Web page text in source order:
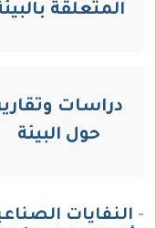
المتعلقة
دراسات
حول البيئة
- النفايات